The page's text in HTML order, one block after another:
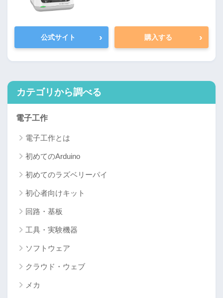
公式サイト › 購入する ›
カテゴリから調べる
電子工作
電子工作とは
初めてのArduino
初めてのラズベリーパイ
初心者向けキット
回路・基板
工具・実験機器
ソフトウェア
クラウド・ウェブ
メカ